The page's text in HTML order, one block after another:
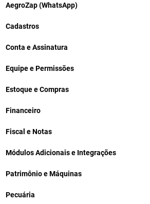
AegroZap (WhatsApp)
Cadastros
Conta e Assinatura
Equipe e Permissões
Estoque e Compras
Financeiro
Fiscal e Notas
Módulos Adicionais e Integrações
Patrimônio e Máquinas
Pecuária